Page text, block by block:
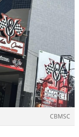
CBMSC